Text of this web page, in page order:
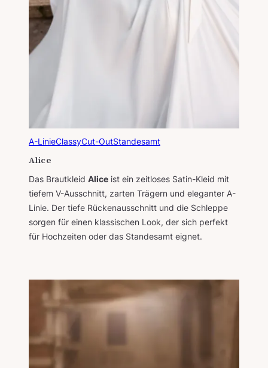
A-LinieClassyCut-OutStandesamt
Alice
Das Brautkleid Alice ist ein zeitloses Satin-Kleid mit
tiefem V-Ausschnitt, zarten Trägern und eleganter A-
Linie. Der tiefe Rückenausschnitt und die Schleppe
sorgen für einen klassischen Look, der sich perfekt
für Hochzeiten oder das Standesamt eignet.